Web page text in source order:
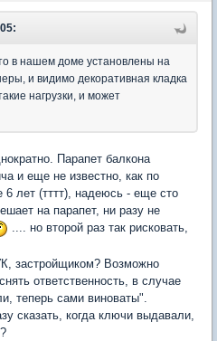
в нашем доме установлены на
и видимо декоративная кладка
нагрузки, и может
Парапет балкона
и еще не известно, как по
6 лет (тттт), надеюсь - еще сто
на парапет, ни разу не
.... но второй раз так рисковать,
застройщиком? Возможно
ответственность, в случае
теперь сами виноваты".
сказать, когда ключи выдавали,